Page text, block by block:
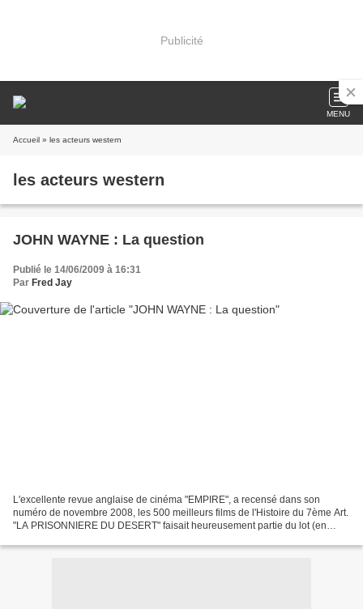
Publicité
MENU
Accueil » les acteurs western
les acteurs western
JOHN WAYNE : La question
Publié le 14/06/2009 à 16:31
Par Fred Jay
L'excellente revue anglaise de cinéma "EMPIRE", a recensé dans son
numéro de novembre 2008, les 500 meilleurs films de l'Histoire du 7ème Art.
"LA PRISONNIERE DU DESERT" faisait heureusement partie du lot (en